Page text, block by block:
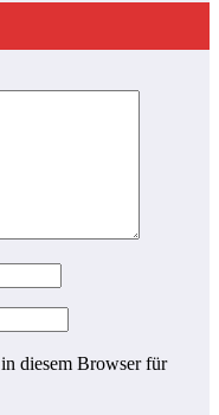
diesem Browser für